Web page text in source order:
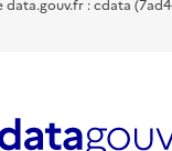
: cdata